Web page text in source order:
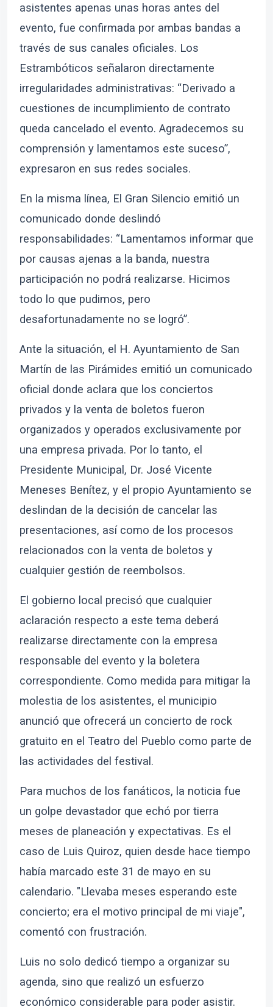
asistentes apenas unas horas antes del
evento, fue confirmada por ambas bandas a
través de sus canales oficiales. Los
Estrambóticos señalaron directamente
irregularidades administrativas: “Derivado a
cuestiones de incumplimiento de contrato
queda cancelado el evento. Agradecemos su
comprensión y lamentamos este suceso”,
expresaron en sus redes sociales.
En la misma línea, El Gran Silencio emitió un
comunicado donde deslindó
responsabilidades: “Lamentamos informar que
por causas ajenas a la banda, nuestra
participación no podrá realizarse. Hicimos
todo lo que pudimos, pero
desafortunadamente no se logró”.
Ante la situación, el H. Ayuntamiento de San
Martín de las Pirámides emitió un comunicado
oficial donde aclara que los conciertos
privados y la venta de boletos fueron
organizados y operados exclusivamente por
una empresa privada. Por lo tanto, el
Presidente Municipal, Dr. José Vicente
Meneses Benítez, y el propio Ayuntamiento se
deslindan de la decisión de cancelar las
presentaciones, así como de los procesos
relacionados con la venta de boletos y
cualquier gestión de reembolsos.
El gobierno local precisó que cualquier
aclaración respecto a este tema deberá
realizarse directamente con la empresa
responsable del evento y la boletera
correspondiente. Como medida para mitigar la
molestia de los asistentes, el municipio
anunció que ofrecerá un concierto de rock
gratuito en el Teatro del Pueblo como parte de
las actividades del festival.
Para muchos de los fanáticos, la noticia fue
un golpe devastador que echó por tierra
meses de planeación y expectativas. Es el
caso de Luis Quiroz, quien desde hace tiempo
había marcado este 31 de mayo en su
calendario. "Llevaba meses esperando este
concierto; era el motivo principal de mi viaje",
comentó con frustración.
Luis no solo dedicó tiempo a organizar su
agenda, sino que realizó un esfuerzo
económico considerable para poder asistir.